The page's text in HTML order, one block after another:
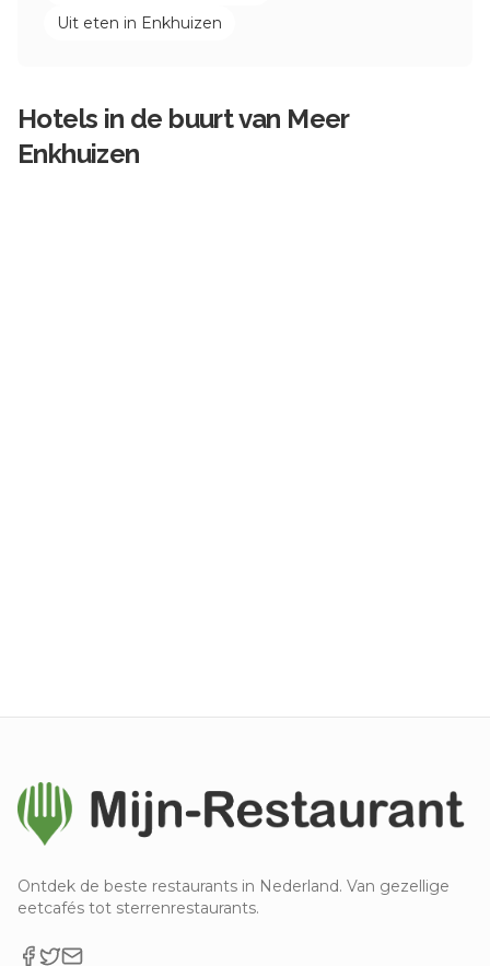
Uit eten in Enkhuizen
Hotels in de buurt van Meer
Enkhuizen
Ontdek de beste restaurants in Nederland. Van gezellige
eetcafés tot sterrenrestaurants.